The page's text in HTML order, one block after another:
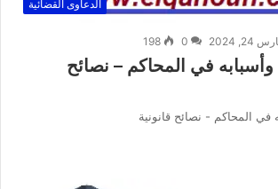
الدعاوى القضائية
24, 2024
0
198
في المحاكم – نصائح
المحاكم - نصائح قانونية